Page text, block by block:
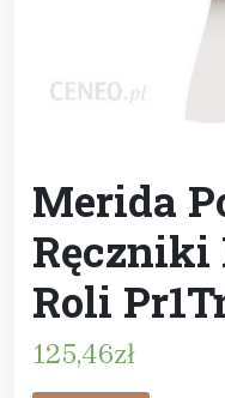
Merida
Ręczniki
Roli
125,46zł